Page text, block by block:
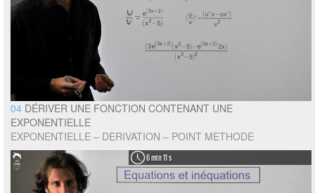
04 DÉRIVER UNE FONCTION CONTENANT UNE
EXPONENTIELLE
EXPONENTIELLE – DERIVATION – POINT METHODE
6 min 11 s